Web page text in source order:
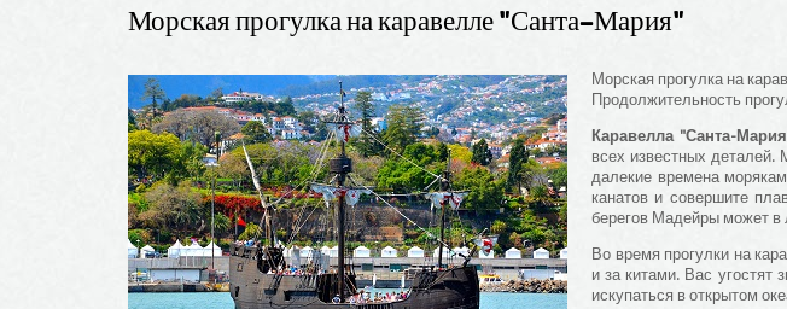
Морскаяпрогулканакаравелле"Санта-Мария"
Морская прогулка на
Продолжительность
Каравелла "Санта-
всех известных деталей.
далекие времена
канатов и совершите
берегов Мадейры может в
Во время прогулки на
и за китами. Вас
искупаться в открытом